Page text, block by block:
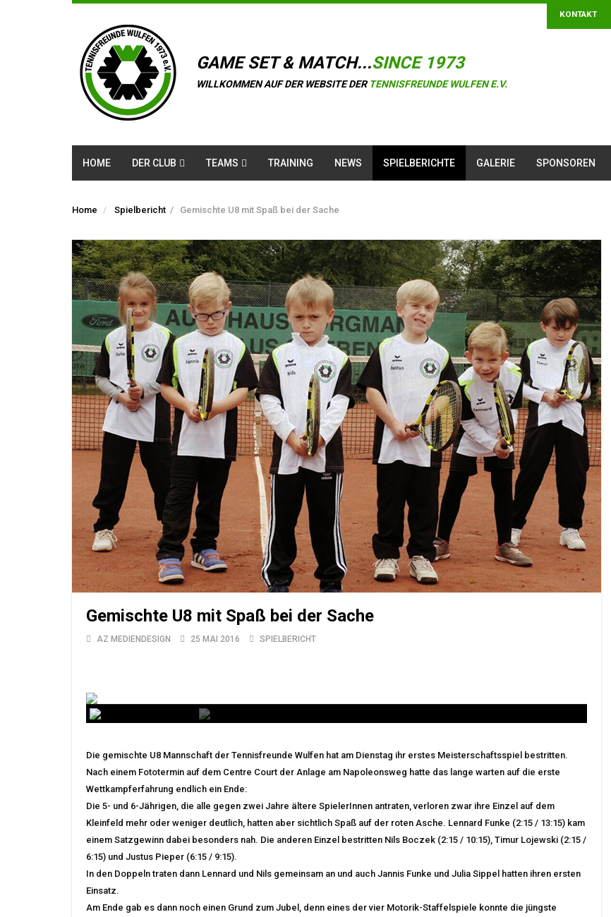
KONTAKT
GAME SET & MATCH...SINCE 1973
WILLKOMMEN AUF DER WEBSITE DER TENNISFREUNDE WULFEN E.V.
HOME DER CLUB TEAMS TRAINING NEWS SPIELBERICHTE GALERIE SPONSOREN
Home Spielbericht / Gemischte U8 mit Spaß bei der Sache
Gemischte U8 mit Spaß bei der Sache
AZ MEDIENDESIGN 25 MAI 2016 SPIELBERICHT
Die gemischte U8 Mannschaft der Tennisfreunde Wulfen hat am Dienstag ihr erstes Meisterschaftsspiel bestritten.
Nach einem Fototermin auf dem Centre Court der Anlage am Napoleonsweg hatte das lange warten auf die erste
Wettkampferfahrung endlich ein Ende:
Die 5- und 6-Jährigen, die alle gegen zwei Jahre ältere SpielerInnen antraten, verloren zwar ihre Einzel auf dem
Kleinfeld mehr oder weniger deutlich, hatten aber sichtlich Spaß auf der roten Asche. Lennard Funke (2:15 / 13:15) kam
einem Satzgewinn dabei besonders nah. Die anderen Einzel bestritten Nils Boczek (2:15 / 10:15), Timur Lojewski (2:15 /
6:15) und Justus Pieper (6:15 / 9:15).
In den Doppeln traten dann Lennard und Nils gemeinsam an und auch Jannis Funke und Julia Sippel hatten ihren ersten
Einsatz.
Am Ende gab es dann noch einen Grund zum Jubel, denn eines der vier Motorik-Staffelspiele konnte die jüngste